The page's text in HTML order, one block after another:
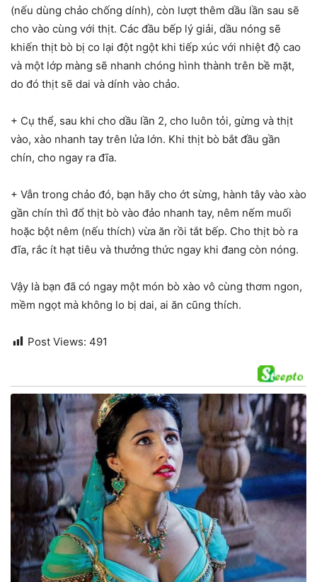
(nếu dùng chảo chống dính), còn lượt thêm dầu lần sau sẽ
cho vào cùng với thịt. Các đầu bếp lý giải, dầu nóng sẽ
khiến thịt bò bị co lại đột ngột khi tiếp xúc với nhiệt độ cao
và một lớp màng sẽ nhanh chóng hình thành trên bề mặt,
do đó thịt sẽ dai và dính vào chảo.
+ Cụ thể, sau khi cho dầu lần 2, cho luôn tỏi, gừng và thịt
vào, xào nhanh tay trên lửa lớn. Khi thịt bò bắt đầu gần
chín, cho ngay ra đĩa.
+ Vẫn trong chảo đó, bạn hãy cho ớt sừng, hành tây vào xào
gần chín thì đổ thịt bò vào đảo nhanh tay, nêm nếm muối
hoặc bột nêm (nếu thích) vừa ăn rồi tắt bếp. Cho thịt bò ra
đĩa, rắc ít hạt tiêu và thưởng thức ngay khi đang còn nóng.
Vậy là bạn đã có ngay một món bò xào vô cùng thơm ngon,
mềm ngọt mà không lo bị dai, ai ăn cũng thích.
Post Views: 491